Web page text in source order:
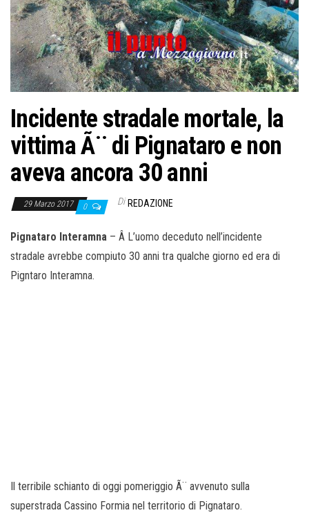
n
e
Incidente stradale mortale, la
vittima Ã¨ di Pignataro e non
aveva ancora 30 anni
29 Marzo 2017 0 Di REDAZIONE
Pignataro Interamna – Â L’uomo deceduto nell’incidente
stradale avrebbe compiuto 30 anni tra qualche giorno ed era di
Pigntaro Interamna.
Il terribile schianto di oggi pomeriggio Ã¨ avvenuto sulla
superstrada Cassino Formia nel territorio di Pignataro.